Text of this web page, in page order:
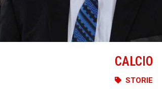
CALCIO
STORIE